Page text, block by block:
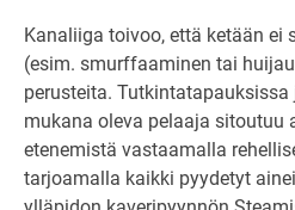
Kanaliiga toivoo, että ketään ei
(esim. smurffaaminen tai
perusteita.
mukana oleva pelaaja sitoutuu
etenemistä vastaamalla
tarjoamalla kaikki pyydetyt